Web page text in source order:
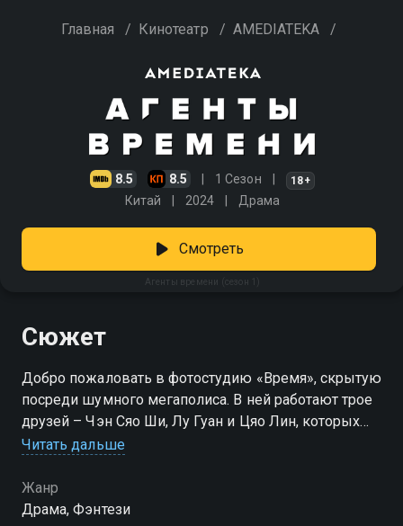
Главная / Кинотеатр / AMEDIATEKA /
8.5 8.5 1 Сезон 18+
Китай 2024 Драма
Агенты времени (сезон 1)
Смотреть
Сюжет
Добро пожаловать в фотостудию «Время», скрытую
посреди шумного мегаполиса. В ней работают трое
друзей – Чэн Сяо Ши, Лу Гуан и Цяо Лин, которых
смело можно называть агентами времени. Они
перемещаться внутрь фотографий и менять
прошлое по заказу клиентов, которые хотят что-то
Читать дальше
Жанр
Драма, Фэнтези